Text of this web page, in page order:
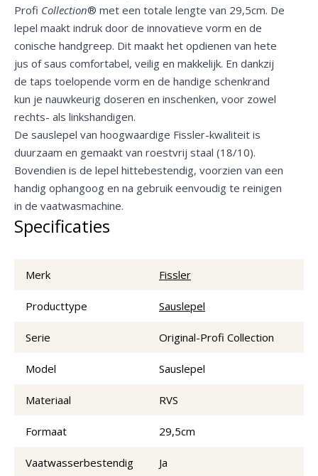
Profi Collection® met een totale lengte van 29,5cm. De
lepel maakt indruk door de innovatieve vorm en de
conische handgreep. Dit maakt het opdienen van hete
jus of saus comfortabel, veilig en makkelijk. En dankzij
de taps toelopende vorm en de handige schenkrand
kun je nauwkeurig doseren en inschenken, voor zowel
rechts- als linkshandigen.
De sauslepel van hoogwaardige Fissler-kwaliteit is
duurzaam en gemaakt van roestvrij staal (18/10).
Bovendien is de lepel hittebestendig, voorzien van een
handig ophangoog en na gebruik eenvoudig te reinigen
in de vaatwasmachine.
Specificaties
Merk Fissler
Producttype Sauslepel
Serie Original-Profi Collection
Model Sauslepel
Materiaal RVS
Formaat 29,5cm
Vaatwasserbestendig Ja